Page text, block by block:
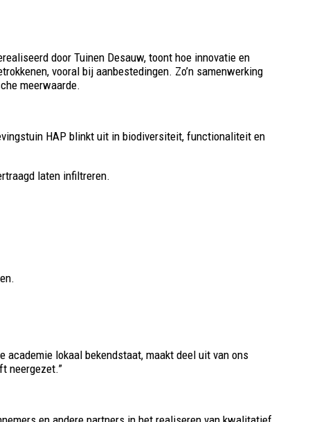
door Tuinen Desauw, toont hoe innovatie en
vooral bij aanbestedingen. Zo’n samenwerking
meerwaarde.
HAP blinkt uit in biodiversiteit, functionaliteit en
laten infiltreren.
academie lokaal bekendstaat, maakt deel uit van ons
neergezet.”